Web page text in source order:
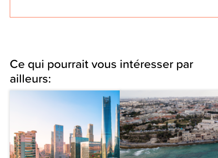
Ce qui pourrait vous intéresser par
ailleurs: